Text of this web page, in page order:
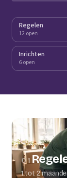
Regelen
12 open
Inrichten
6 open
01
1 tot 2